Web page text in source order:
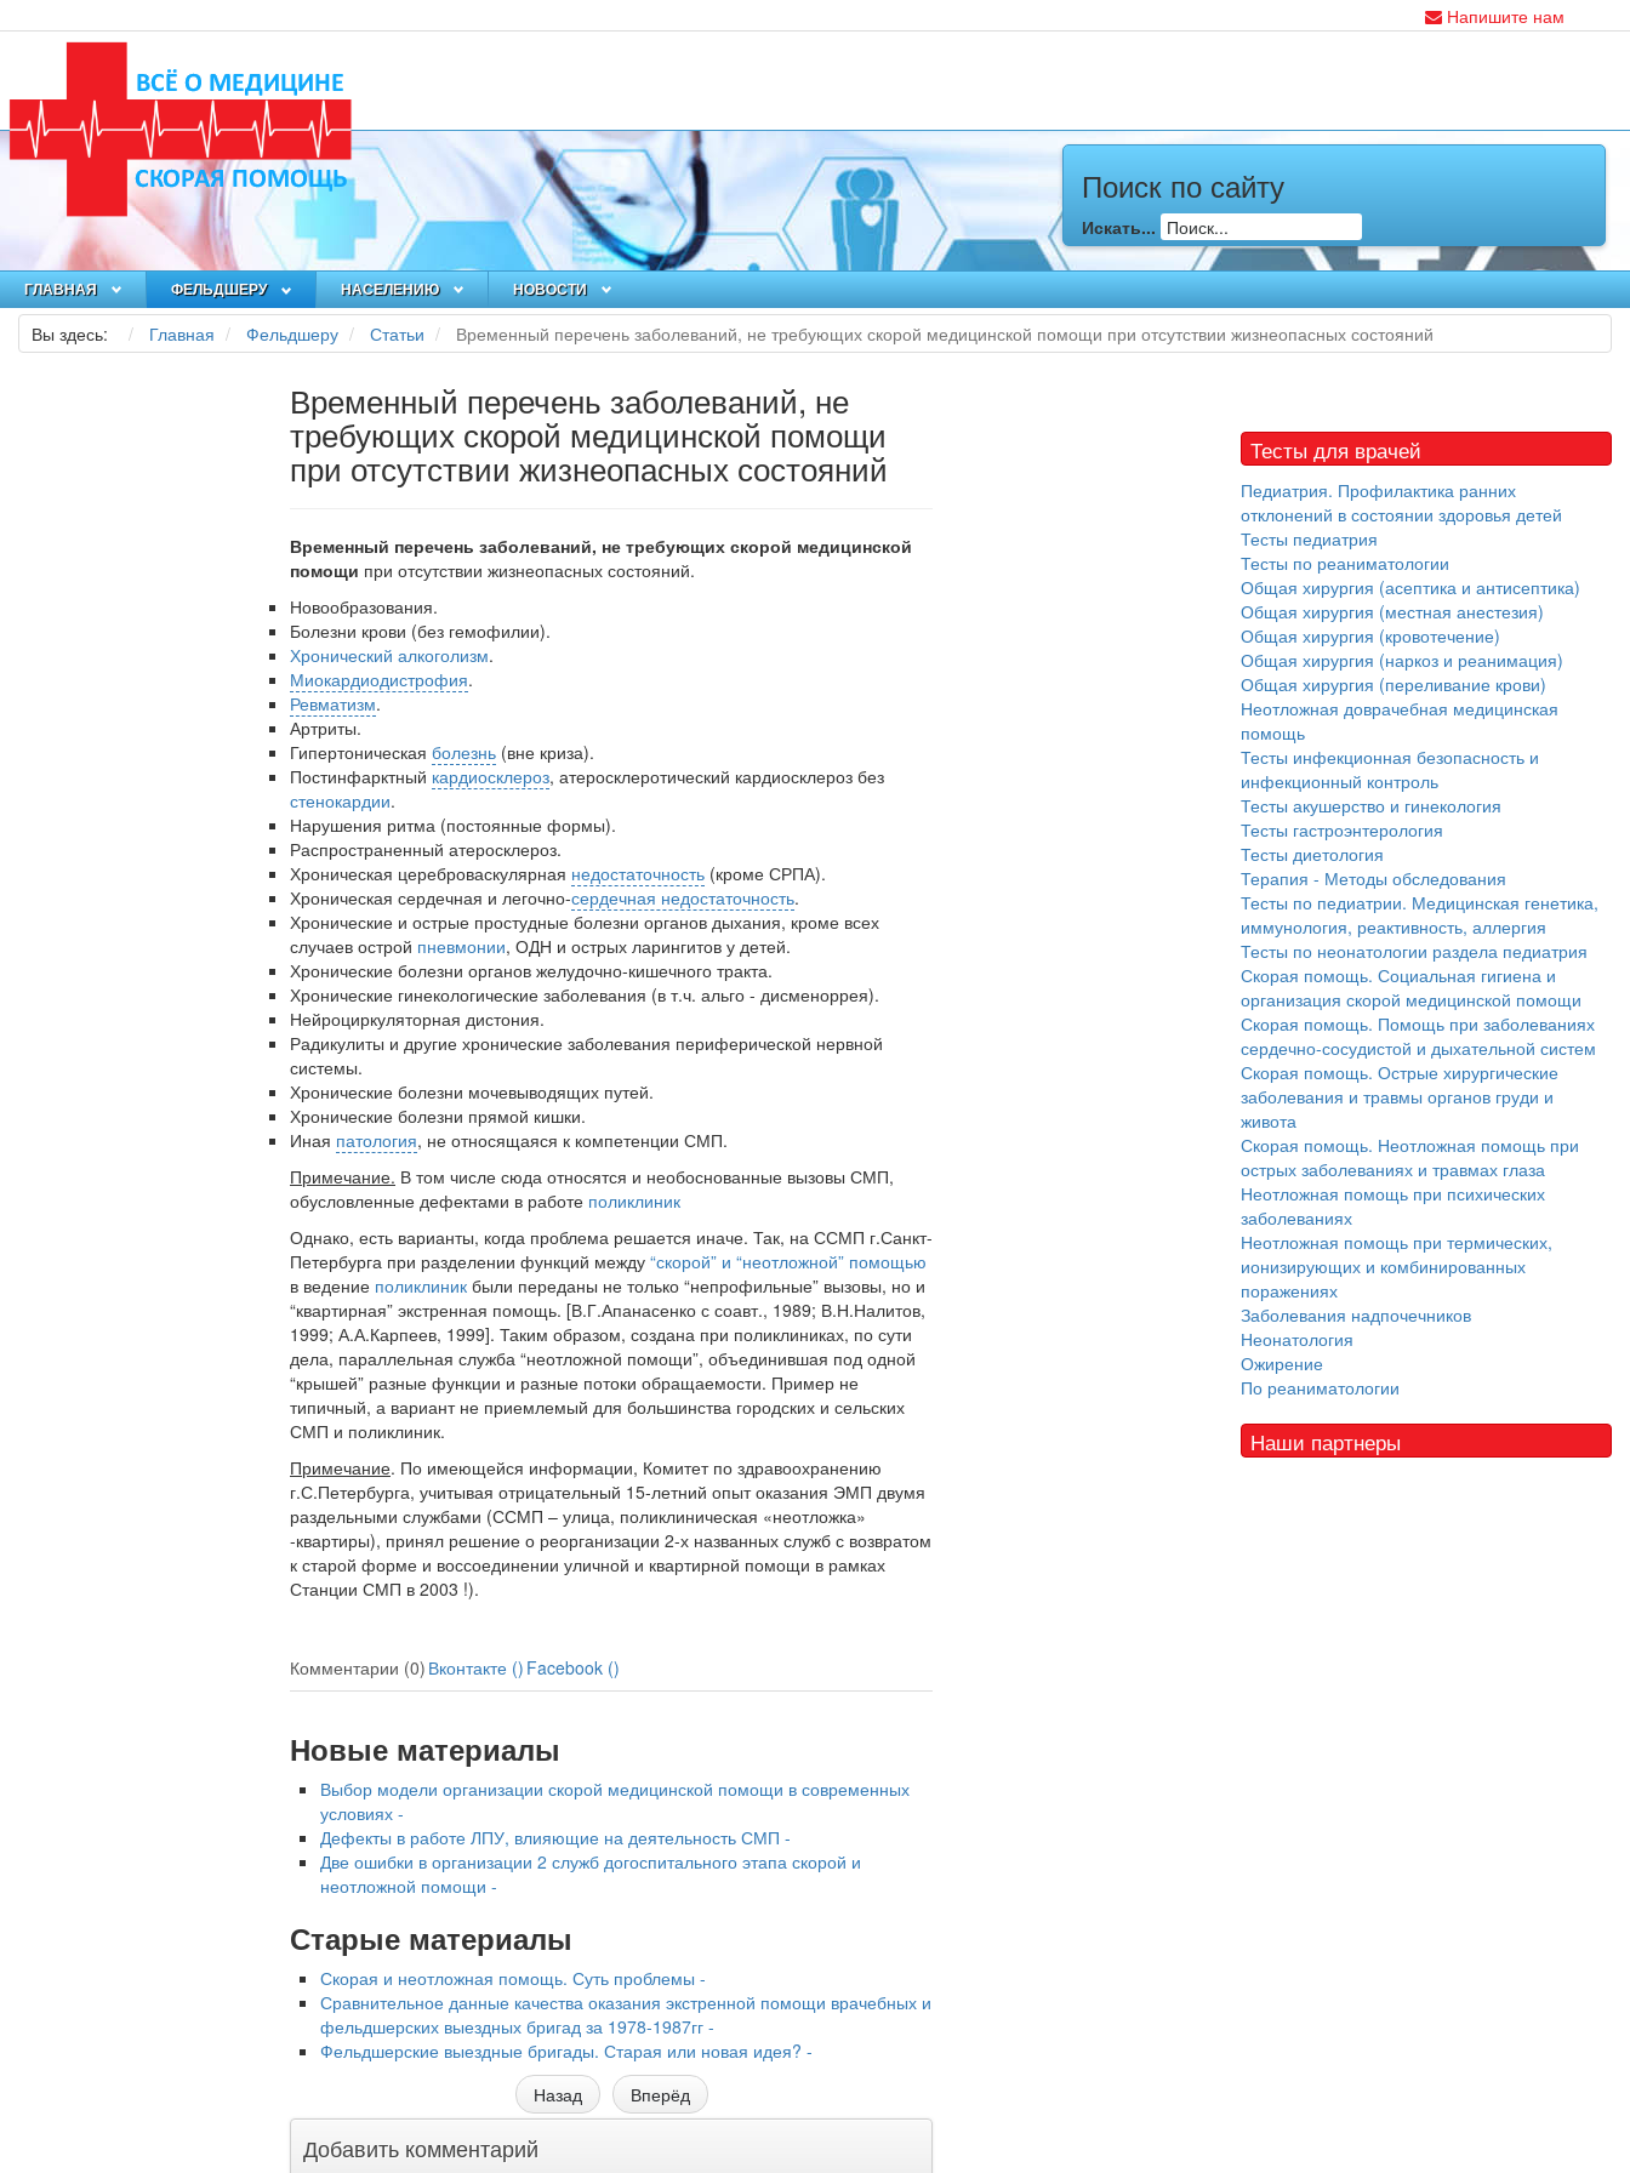
Напишите нам
Поиск по сайту
Искать...
ГЛАВНАЯ ФЕЛЬДШЕРУ НАСЕЛЕНИЮ НОВОСТИ
Вы здесь: Главная Фельдшеру Статьи Временный перечень заболеваний, не требующих скорой медицинской помощи при отсутствии жизнеопасных состояний
Временный перечень заболеваний, не
требующих скорой медицинской помощи
при отсутствии жизнеопасных состояний
Временный перечень заболеваний, не требующих скорой медицинской
помощи при отсутствии жизнеопасных состояний.
Новообразования.
Болезни крови (без гемофилии).
Хронический алкоголизм.
Миокардиодистрофия.
Ревматизм.
Артриты.
Гипертоническая болезнь (вне криза).
Постинфарктный кардиосклероз, атеросклеротический кардиосклероз без
стенокардии.
Нарушения ритма (постоянные формы).
Распространенный атеросклероз.
Хроническая цереброваскулярная недостаточность (кроме СРПА).
Хроническая сердечная и легочно-сердечная недостаточность.
Хронические и острые простудные болезни органов дыхания, кроме всех
случаев острой пневмонии, ОДН и острых ларингитов у детей.
Хронические болезни органов желудочно-кишечного тракта.
Хронические гинекологические заболевания (в т.ч. альго - дисменоррея).
Нейроциркуляторная дистония.
Радикулиты и другие хронические заболевания периферической нервной
системы.
Хронические болезни мочевыводящих путей.
Хронические болезни прямой кишки.
Иная патология, не относящаяся к компетенции СМП.
Примечание. В том числе сюда относятся и необоснованные вызовы СМП,
обусловленные дефектами в работе поликлиник
Однако, есть варианты, когда проблема решается иначе. Так, на ССМП г.Санкт-
Петербурга при разделении функций между “скорой” и “неотложной” помощью
в ведение поликлиник были переданы не только “непрофильные” вызовы, но и
“квартирная” экстренная помощь. [В.Г.Апанасенко с соавт., 1989; В.Н.Налитов,
1999; А.А.Карпеев, 1999]. Таким образом, создана при поликлиниках, по сути
дела, параллельная служба “неотложной помощи”, объединившая под одной
“крышей” разные функции и разные потоки обращаемости. Пример не
типичный, а вариант не приемлемый для большинства городских и сельских
СМП и поликлиник.
Примечание. По имеющейся информации, Комитет по здравоохранению
г.С.Петербурга, учитывая отрицательный 15-летний опыт оказания ЭМП двумя
раздельными службами (ССМП – улица, поликлиническая «неотложка»
-квартиры), принял решение о реорганизации 2-х названных служб с возвратом
к старой форме и воссоединении уличной и квартирной помощи в рамках
Станции СМП в 2003 !).
Комментарии (0) Вконтакте () Facebook ()
Новые материалы
Выбор модели организации скорой медицинской помощи в современных
условиях -
Дефекты в работе ЛПУ, влияющие на деятельность СМП -
Две ошибки в организации 2 служб догоспитального этапа скорой и
неотложной помощи -
Старые материалы
Скорая и неотложная помощь. Суть проблемы -
Сравнительное данные качества оказания экстренной помощи врачебных и
фельдшерских выездных бригад за 1978-1987гг -
Фельдшерские выездные бригады. Старая или новая идея? -
Назад
Вперёд
Добавить комментарий
Тесты для врачей
Педиатрия. Профилактика ранних
отклонений в состоянии здоровья детей
Тесты педиатрия
Тесты по реаниматологии
Общая хирургия (асептика и антисептика)
Общая хирургия (местная анестезия)
Общая хирургия (кровотечение)
Общая хирургия (наркоз и реанимация)
Общая хирургия (переливание крови)
Неотложная доврачебная медицинская
помощь
Тесты инфекционная безопасность и
инфекционный контроль
Тесты акушерство и гинекология
Тесты гастроэнтерология
Тесты диетология
Терапия - Методы обследования
Тесты по педиатрии. Медицинская генетика,
иммунология, реактивность, аллергия
Тесты по неонатологии раздела педиатрия
Скорая помощь. Социальная гигиена и
организация скорой медицинской помощи
Скорая помощь. Помощь при заболеваниях
сердечно-сосудистой и дыхательной систем
Скорая помощь. Острые хирургические
заболевания и травмы органов груди и
живота
Скорая помощь. Неотложная помощь при
острых заболеваниях и травмах глаза
Неотложная помощь при психических
заболеваниях
Неотложная помощь при термических,
ионизирующих и комбинированных
поражениях
Заболевания надпочечников
Неонатология
Ожирение
По реаниматологии
Наши партнеры